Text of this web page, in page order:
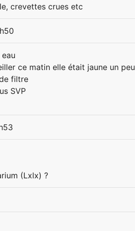
crevettes crues etc
ce matin elle était jaune un peu
filtre
SVP
(Lxlx) ?